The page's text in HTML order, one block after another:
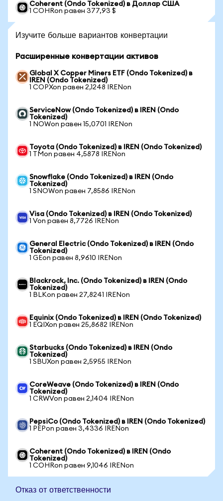
Coherent (Ondo Tokenized) в Доллар США
1 COHRon равен 377,93 $
Изучите больше вариантов конвертации
Расширенные конвертации активов
Global X Copper Miners ETF (Ondo Tokenized) в
IREN (Ondo Tokenized)
1 COPXon равен 2,1248 IRENon
ServiceNow (Ondo Tokenized) в IREN (Ondo
Tokenized)
1 NOWon равен 15,0701 IRENon
Toyota (Ondo Tokenized) в IREN (Ondo Tokenized)
1 TMon равен 4,5878 IRENon
Snowflake (Ondo Tokenized) в IREN (Ondo
Tokenized)
1 SNOWon равен 7,8586 IRENon
Visa (Ondo Tokenized) в IREN (Ondo Tokenized)
1 Von равен 8,7726 IRENon
General Electric (Ondo Tokenized) в IREN (Ondo
Tokenized)
1 GEon равен 8,9610 IRENon
Blackrock, Inc. (Ondo Tokenized) в IREN (Ondo
Tokenized)
1 BLKon равен 27,8241 IRENon
Equinix (Ondo Tokenized) в IREN (Ondo Tokenized)
1 EQIXon равен 25,8682 IRENon
Starbucks (Ondo Tokenized) в IREN (Ondo
Tokenized)
1 SBUXon равен 2,5955 IRENon
CoreWeave (Ondo Tokenized) в IREN (Ondo
Tokenized)
1 CRWVon равен 2,1404 IRENon
PepsiCo (Ondo Tokenized) в IREN (Ondo Tokenized)
1 PEPon равен 3,4336 IRENon
Coherent (Ondo Tokenized) в IREN (Ondo
Tokenized)
1 COHRon равен 9,1046 IRENon
Отказ от ответственности